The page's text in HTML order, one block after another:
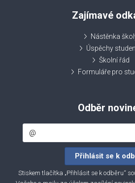
Zajímavé
Nástěnka
Úspěchy
Školní řád
Formuláře pro
Odběr
Stiskem tlačítka „Přihlásit se k odběru“